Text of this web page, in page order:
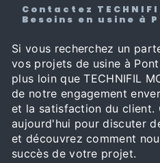
Contactez
Besoins en usine à
Si vous recherchez un
vos projets de usine à
plus loin que TECHNIFIL
de notre engagement
et la satisfaction du client.
aujourd'hui pour discuter
et découvrez comment
succès de votre projet.